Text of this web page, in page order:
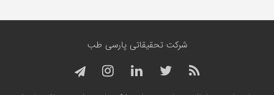
شرکت تحقیقاتی پارسی طب